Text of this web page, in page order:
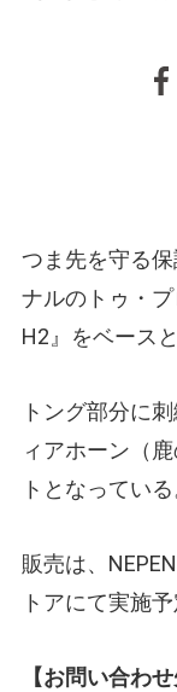
つま先を守る
ナルのトゥ・
H2』をベース
トング部分に
ィアホーン（
トとなっている
販売は、
トアにて実施予
【お問い合わせ